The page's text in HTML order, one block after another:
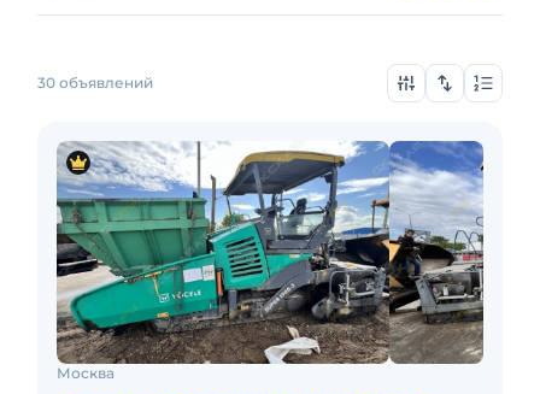
30 объявлений
Москва